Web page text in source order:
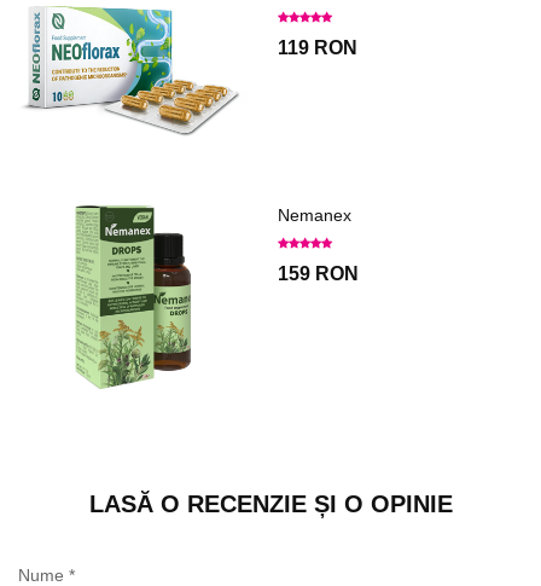
119 RON
Nemanex
159 RON
LASĂ O RECENZIE ȘI O OPINIE
Nume *